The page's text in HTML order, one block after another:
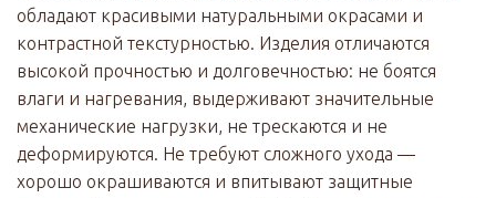
обладают красивыми натуральными окрасами и
контрастной текстурностью. Изделия отличаются
высокой прочностью и долговечностью: не боятся
влаги и нагревания, выдерживают значительные
механические нагрузки, не трескаются и не
деформируются. Не требуют сложного ухода —
хорошо окрашиваются и впитывают защитные